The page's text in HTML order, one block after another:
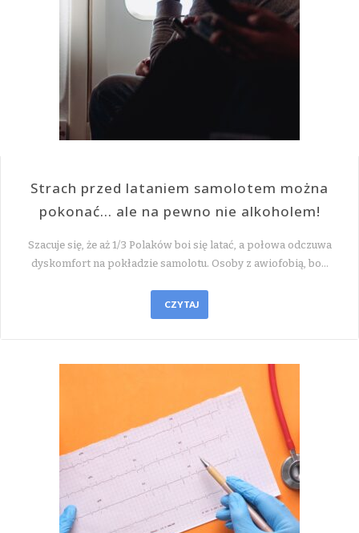
Strach przed lataniem samolotem można
pokonać… ale na pewno nie alkoholem!
Szacuje się, że aż 1/3 Polaków boi się latać, a połowa odczuwa
dyskomfort na pokładzie samolotu. Osoby z awiofobią, bo…
CZYTAJ